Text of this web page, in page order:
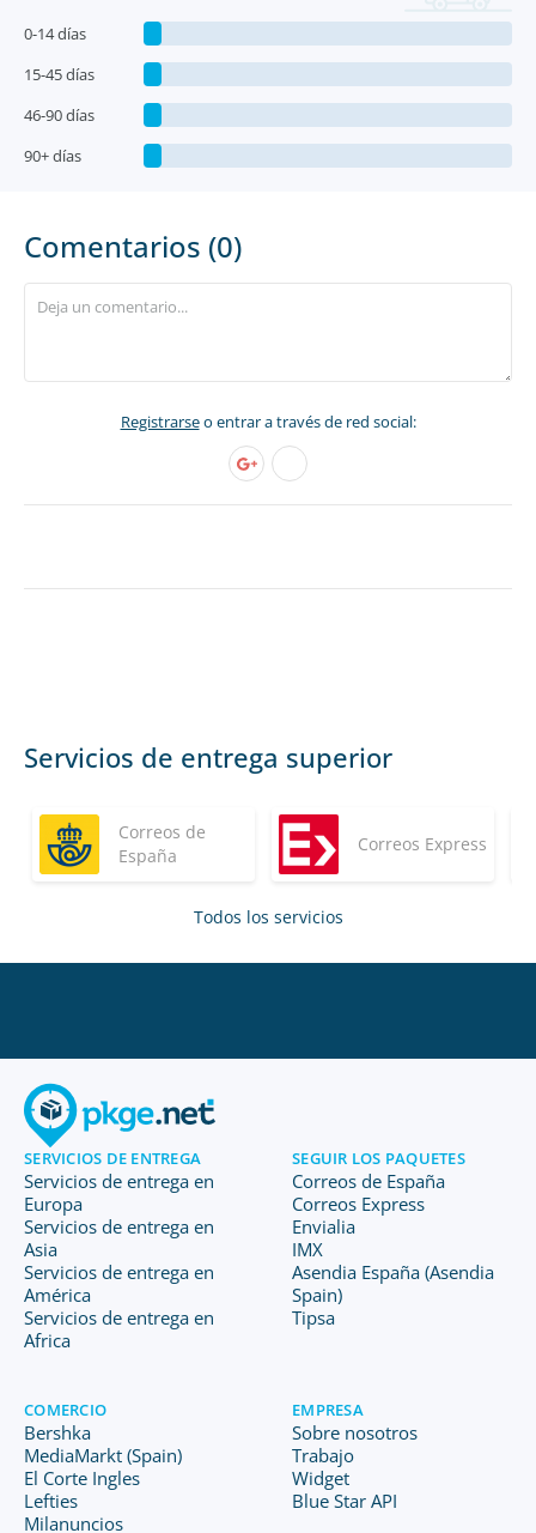
0-14 días
15-45 días
46-90 días
90+ días
Comentarios (0)
Registrarseo entrar a través de red social:
Servicios de entrega superior
Correos de
España
Correos Express
Todos los servicios
SERVICIOS DE ENTREGA
Servicios de entrega en
Europa
Servicios de entrega en
Asia
Servicios de entrega en
América
Servicios de entrega en
Africa
SEGUIR LOS PAQUETES
Correos de España
Correos Express
Envialia
IMX
Asendia España (Asendia
Spain)
Tipsa
COMERCIO
Bershka
MediaMarkt (Spain)
El Corte Ingles
Lefties
Milanuncios
EMPRESA
Sobre nosotros
Trabajo
Widget
Blue Star API